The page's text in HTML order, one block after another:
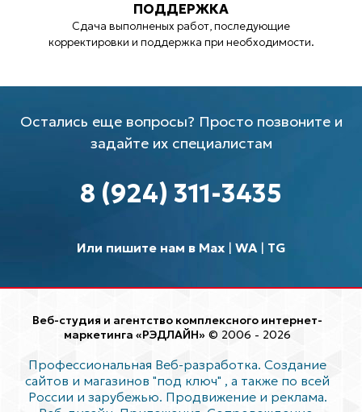
ПОДДЕРЖКА
Сдача выполненых работ, последующие
корректировки и поддержка при необходимости.
Остались еще вопросы? Просто позвоните и
задайте их специалистам
8 (924) 311-3435
Или пишите нам в Max| WA| TG
Веб-студия и агентство комплексного интернет-
маркетинга «РЭДЛАЙН» © 2006 - 2026
Профессиональная Веб-разработка. Создание
сайтов и магазинов "под ключ" , а также по всей
России и зарубежью. Продвижение и реклама.